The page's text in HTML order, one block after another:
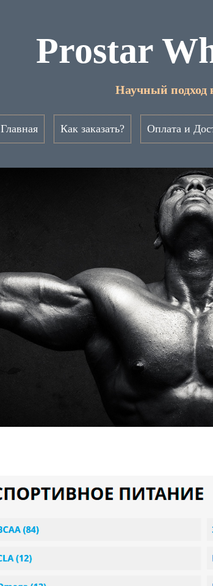
Prostar
Научный подход
Главная Как заказать? Оплата и